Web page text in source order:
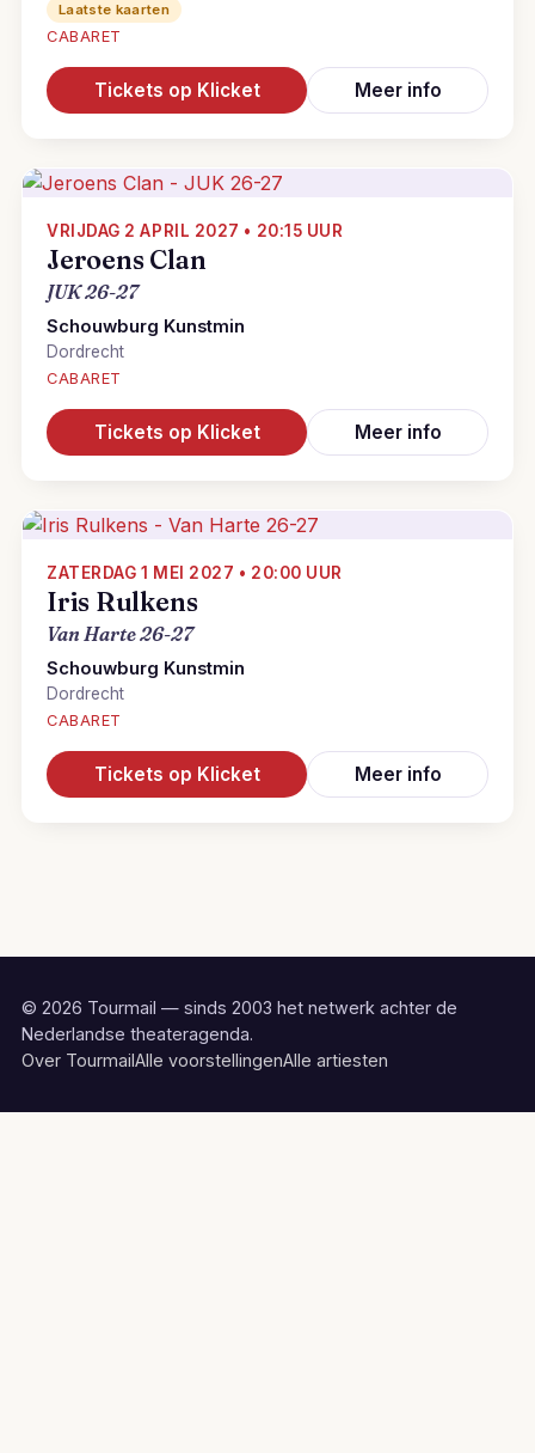
Laatste kaarten
CABARET
Tickets op Klicket Meer info
VRIJDAG 2 APRIL 2027 • 20:15 UUR
Jeroens Clan
JUK 26-27
Schouwburg Kunstmin
Dordrecht
CABARET
Tickets op Klicket Meer info
ZATERDAG 1 MEI 2027 • 20:00 UUR
Iris Rulkens
Van Harte 26-27
Schouwburg Kunstmin
Dordrecht
CABARET
Tickets op Klicket Meer info
© 2026 Tourmail — sinds 2003 het netwerk achter de
Nederlandse theateragenda.
Over TourmailAlle voorstellingenAlle artiesten